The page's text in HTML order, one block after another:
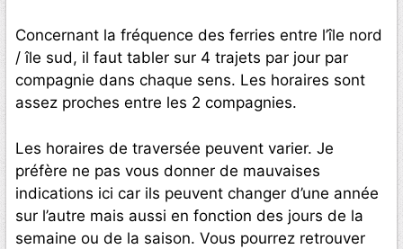
Concernant la fréquence des ferries entre l’île nord
/ île sud, il faut tabler sur 4 trajets par jour par
compagnie dans chaque sens. Les horaires sont
assez proches entre les 2 compagnies.
Les horaires de traversée peuvent varier. Je
préfère ne pas vous donner de mauvaises
indications ici car ils peuvent changer d’une année
sur l’autre mais aussi en fonction des jours de la
semaine ou de la saison. Vous pourrez retrouver